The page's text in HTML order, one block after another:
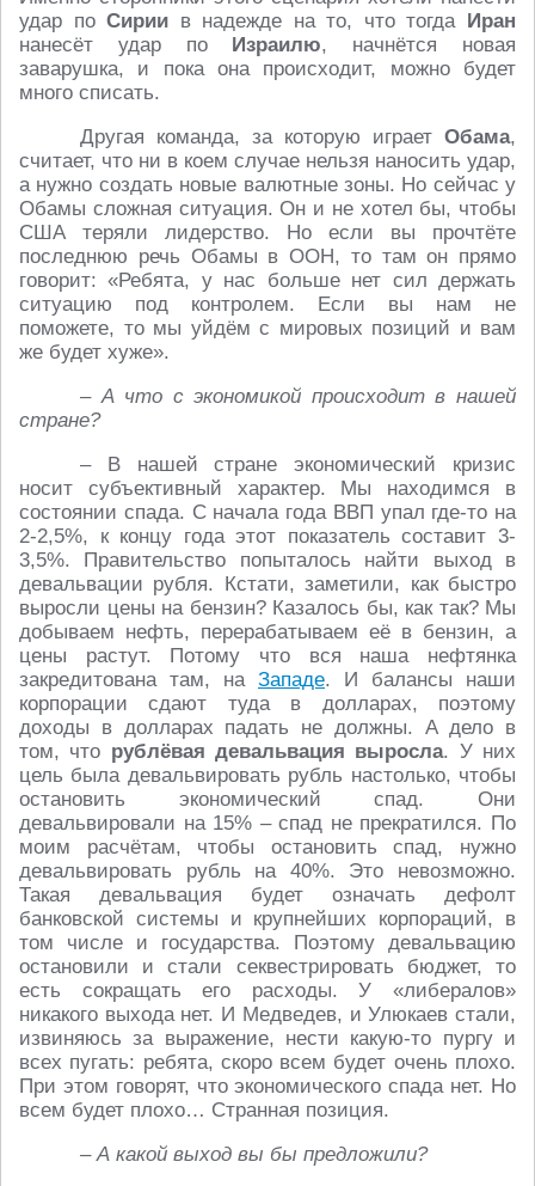
удар поСирии в надежде на то, что тогда Иран
нанесёт удар по Израилю, начнётся новая
заварушка, и пока она происходит, можно будет
много списать.
Другая команда, за которую играет Обама,
считает, что ни в коем случае нельзя наносить удар,
а нужно создать новые валютные зоны. Но сейчас у
Обамы сложная ситуация. Он и не хотел бы, чтобы
США теряли лидерство. Но если вы прочтёте
последнюю речь Обамы в ООН, то там он прямо
говорит: «Ребята, у нас больше нет сил держать
ситуацию под контролем. Если вы нам не
поможете, то мы уйдём с мировых позиций и вам
же будет хуже».
– А что с экономикой происходит в нашей
стране?
– В нашей стране экономический кризис
носит субъективный характер. Мы находимся в
состоянии спада. С начала года ВВП упал где-то на
2-2,5%, к концу года этот показатель составит 3-
3,5%. Правительство попыталось найти выход в
девальвации рубля. Кстати, заметили, как быстро
выросли цены на бензин? Казалось бы, как так? Мы
добываем нефть, перерабатываем её в бензин, а
цены растут. Потому что вся наша нефтянка
закредитована там, на Западе. И балансы наши
корпорации сдают туда в долларах, поэтому
доходы в долларах падать не должны. А дело в
том, что рублёвая девальвация выросла. У них
цель была девальвировать рубль настолько, чтобы
остановить экономический спад. Они
девальвировали на 15% – спад не прекратился. По
моим расчётам, чтобы остановить спад, нужно
девальвировать рубль на 40%. Это невозможно.
Такая девальвация будет означать дефолт
банковской системы и крупнейших корпораций, в
том числе и государства. Поэтому девальвацию
остановили и стали секвестрировать бюджет, то
есть сокращать его расходы. У «либералов»
никакого выхода нет. И Медведев, и Улюкаев стали,
извиняюсь за выражение, нести какую-то пургу и
всех пугать: ребята, скоро всем будет очень плохо.
При этом говорят, что экономического спада нет. Но
всем будет плохо… Странная позиция.
– А какой выход вы бы предложили?